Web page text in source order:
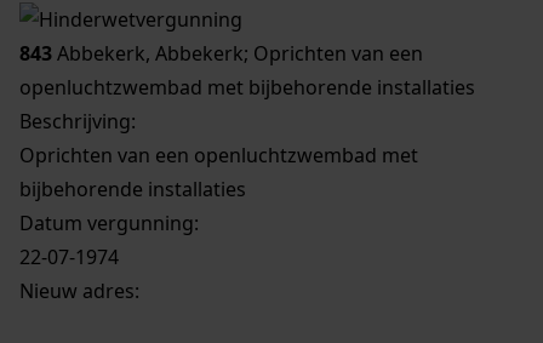
843Abbekerk, Abbekerk; Oprichten van een
openluchtzwembad met bijbehorende installaties
Beschrijving:
Oprichten van een openluchtzwembad met
bijbehorende installaties
Datum vergunning:
22-07-1974
Nieuw adres: